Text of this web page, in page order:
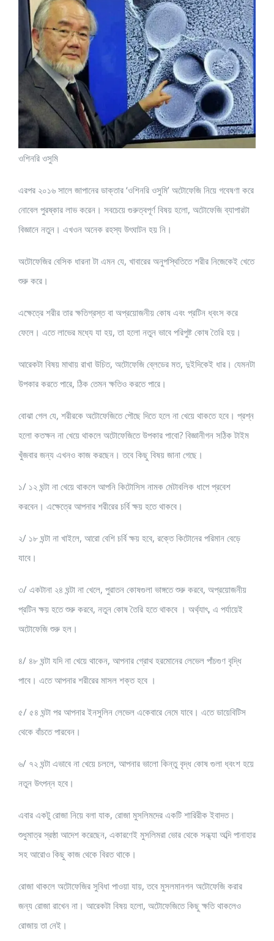
ওশিনরি ওসুমি
এরপর ২০১৬ সালে জাপানের ডাক্তার ‘ওশিনরি ওসুমি’ অটোফেজি নিয়ে গবেষণা করে
নোবেল পুরষ্কার লাভ করেন। সবচেয়ে গুরুত্বপূর্ণ বিষয় হলো, অটোফেজি ব্যাপারটা
বিজ্ঞানে নতুন। এখওন অনেক রহস্য উৎঘাটন হয় নি।
অটোফেজির বেসিক ধারনা টা এমন যে, খাবারের অনুপস্থিতিতে শরীর নিজেকেই খেতে
শুরু করে।
এক্ষেত্রে শরীর তার ক্ষতিগ্রস্ত বা অপ্রয়োজনীয় কোষ এবং প্রটিন ধ্বংস করে
ফেলে। এতে লাভের মধ্যে যা হয়, তা হলো নতুন ভাবে পরিপুষ্ট কোষ তৈরি হয়।
আরেকটা বিষয় মাথায় রাখা উচিত, অটোফেজি ব্লেডের মত, দুইদিকেই ধার। যেমনটা
উপকার করতে পারে, ঠিক তেমন ক্ষতিও করতে পারে।
বোঝা গেল যে, শরীরকে অটোফেজিতে পৌছে দিতে হলে না খেয়ে থাকতে হবে। প্রশ্ন
হলো কতক্ষন না খেয়ে থাকলে অটোফেজিতে উপকার পাবো? বিজ্ঞানীগন সঠিক টাইম
খুঁজবার জন্য এখনও কাজ করছেন। তবে কিছু বিষয় জানা গেছে।
১/ ১২ ঘন্টা না খেয়ে থাকলে আপনি কিটোসিস নামক মেটাবলিক ধাপে প্রবেশ
করবেন। এক্ষেত্রে আপনার শরীরের চর্বি ক্ষয় হতে থাকবে।
২/ ১৮ ঘন্টা না খাইলে, আরো বেশি চর্বি ক্ষয় হবে, রক্তে কিটোনের পরিমান বেড়ে
যাবে।
৩/ একটানা ২৪ ঘন্টা না খেলে, পুরাতন কোষগুলা ভাঙ্গতে শুরু করবে, অপ্রয়োজনীয়
প্রটিন ক্ষয় হতে শুরু করবে, নতুন কোষ তৈরি হতে থাকবে । অর্থ্যাৎ, এ পর্যায়েই
অটোফেজি শুরু হল।
৪/ ৪৮ ঘন্টা যদি না খেয়ে থাকেন, আপনার গ্রোথ হরমোনের লেভেল পাঁচগুণ বৃদ্ধি
পাবে। এতে আপনার শরীরের মাসল শক্ত হবে ।
৫/ ৫৪ ঘন্টা পর আপনার ইনসুলিন লেভেল একেবারে নেমে যাবে। এতে ডায়েবিটিস
থেকে বাঁচতে পারবেন।
৬/ ৭২ ঘন্টা এভাবে না খেয়ে চললে, আপনার ভালো কিন্তু বৃদ্ধ কোষ গুলা ধ্বংশ হয়ে
নতুন উৎপন্ন হবে।
এবার একটু রোজা নিয়ে বলা যাক, রোজা মুসলিমদের একটি শারিরীক ইবাদত।
শুধুমাত্র স্রষ্ঠা আদেশ করেছেন, একারণেই মুসলিমরা ভোর থেকে সন্ধ্যা অব্দি পানাহার
সহ আরোও কিছু কাজ থেকে বিরত থাকে।
রোজা থাকলে অটোফেজির সুবিধা পাওয়া যায়, তবে মুসলমানগন অটোফেজি করার
জন্য রোজা রাখেন না। আরেকটা বিষয় হলো, অটোফেজিতে কিছু ক্ষতি থাকলেও
রোজায় তা নেই।